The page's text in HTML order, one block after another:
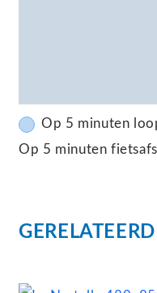
Op 5 minuten
Op 5 minuten